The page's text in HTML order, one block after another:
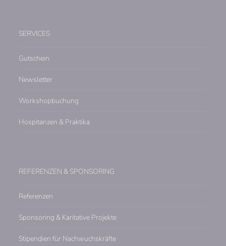
SERVICES
Gutschein
Newsletter
Workshopbuchung
Hospitanzen & Praktika
REFERENZEN & SPONSORING
Referenzen
Sponsoring & Karitative Projekte
Stipendien für Nachwuchskräfte